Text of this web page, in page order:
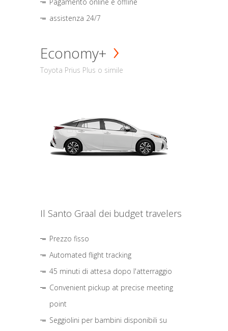
assistenza 24/7
Economy+
Toyota Prius Plus o simile
Il Santo Graal dei budget travelers
Prezzo fisso
Automated flight tracking
45 minuti di attesa dopo l'atterraggio
Convenient pickup at precise meeting
point
Seggiolini per bambini disponibili su